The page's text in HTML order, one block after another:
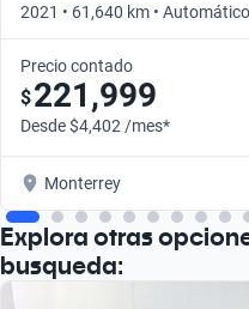
2021 • 61,640 km • Automático
Precio contado
$221,999
Desde $4,402 /mes*
Monterrey
Explora otras
busqueda: